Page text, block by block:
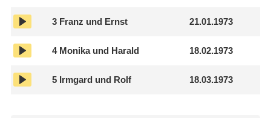
3 Franz und Ernst 21.01.1973
4 Monika und Harald 18.02.1973
5 Irmgard und Rolf 18.03.1973